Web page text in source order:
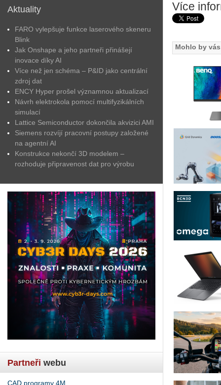
Aktuality
FARO vylepšuje funkce laserového skeneru
Blink
Jak Onshape a jeho partneři přinášejí
inovace díky AI
Více než jen schéma – P&ID jako centrální
zdroj dat
ENCY Hyper prošel významnou aktualizací
Návrh elektrokola pomocí multifyzikálních
simulací
Lattice Semiconductor dokončila akvizici AMI
Siemens rozvíjí pracovní postupy založené
na agentní AI
Konstrukce nekončí 3D modelem –
rozhoduje připravenost dat pro výrobu
Partneři webu
CAD programy 4M
Více
Mohlo by